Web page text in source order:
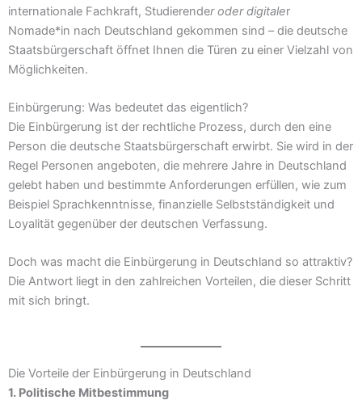
internationale Fachkraft, Studierender oder digitaler
Nomade*in nach Deutschland gekommen sind – die deutsche
Staatsbürgerschaft öffnet Ihnen die Türen zu einer Vielzahl von
Möglichkeiten.
Einbürgerung: Was bedeutet das eigentlich?
Die Einbürgerung ist der rechtliche Prozess, durch den eine
Person die deutsche Staatsbürgerschaft erwirbt. Sie wird in der
Regel Personen angeboten, die mehrere Jahre in Deutschland
gelebt haben und bestimmte Anforderungen erfüllen, wie zum
Beispiel Sprachkenntnisse, finanzielle Selbstständigkeit und
Loyalität gegenüber der deutschen Verfassung.
Doch was macht die Einbürgerung in Deutschland so attraktiv?
Die Antwort liegt in den zahlreichen Vorteilen, die dieser Schritt
mit sich bringt.
Die Vorteile der Einbürgerung in Deutschland
1. Politische Mitbestimmung